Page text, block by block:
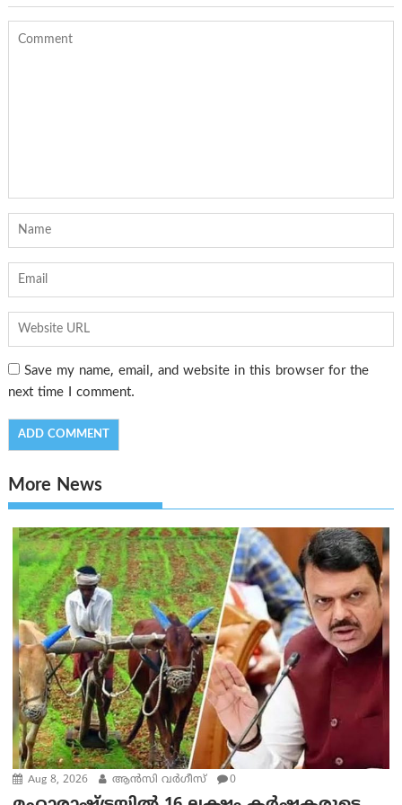
Save my name, email, and website in this browser for the
next time I comment.
More News
Aug 8, 2026 ആന്‍സി വര്‍ഗീസ് 0